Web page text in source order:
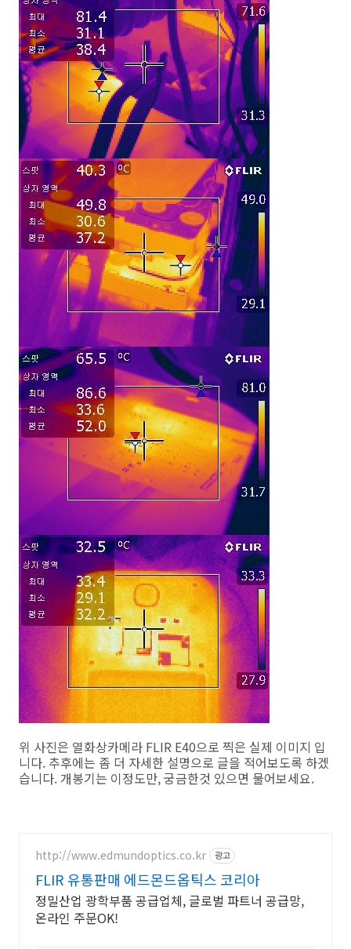
위 사진은 열화상카메라 FLIR E40으로 찍은 실제 이미지 입
니다. 추후에는 좀 더 자세한 설명으로 글을 적어보도록 하겠
습니다. 개봉기는 이정도만, 궁금한것 있으면 물어보세요.
http://www.edmundoptics.co.kr 광고
FLIR 유통판매 에드몬드옵틱스 코리아
정밀산업 광학부품 공급업체, 글로벌 파트너 공급망,
온라인 주문OK!